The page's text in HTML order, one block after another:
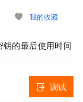
我的收藏
的最后使用时间
调试